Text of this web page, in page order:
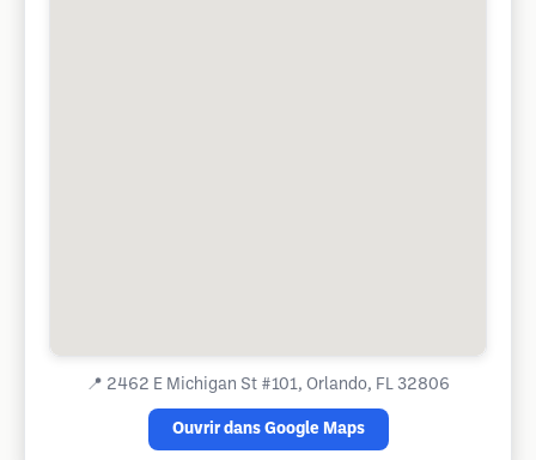
📍 2462 E Michigan St #101, Orlando, FL 32806
Ouvrir dans Google Maps